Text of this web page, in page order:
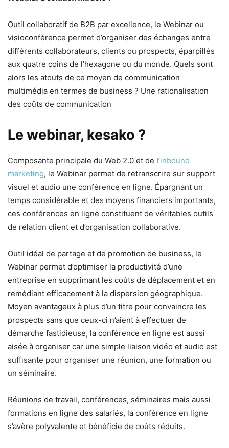
Outil collaboratif de B2B par excellence, le Webinar ou
visioconférence permet d’organiser des échanges entre
différents collaborateurs, clients ou prospects, éparpillés
aux quatre coins de l’hexagone ou du monde. Quels sont
alors les atouts de ce moyen de communication
multimédia en termes de business ? Une rationalisation
des coûts de communication
Le webinar, kesako ?
Composante principale du Web 2.0 et de l’inbound
marketing, le Webinar permet de retranscrire sur support
visuel et audio une conférence en ligne. Épargnant un
temps considérable et des moyens financiers importants,
ces conférences en ligne constituent de véritables outils
de relation client et d’organisation collaborative.
Outil idéal de partage et de promotion de business, le
Webinar permet d’optimiser la productivité d’une
entreprise en supprimant les coûts de déplacement et en
remédiant efficacement à la dispersion géographique.
Moyen avantageux à plus d’un titre pour convaincre les
prospects sans que ceux-ci n’aient à effectuer de
démarche fastidieuse, la conférence en ligne est aussi
aisée à organiser car une simple liaison vidéo et audio est
suffisante pour organiser une réunion, une formation ou
un séminaire.
Réunions de travail, conférences, séminaires mais aussi
formations en ligne des salariés, la conférence en ligne
s’avère polyvalente et bénéficie de coûts réduits.